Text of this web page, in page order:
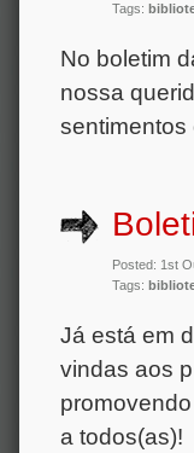
Tags:
No boletim
nossa
sentimentos
Posted: 1st
Tags:
Já está em
vindas aos
a todos(as)!